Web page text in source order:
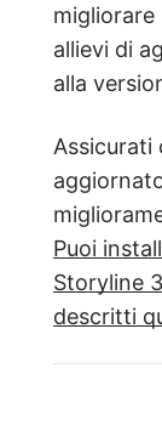
migliorare
allievi di
alla
Assicurati
Puoi
Storyline
descritti